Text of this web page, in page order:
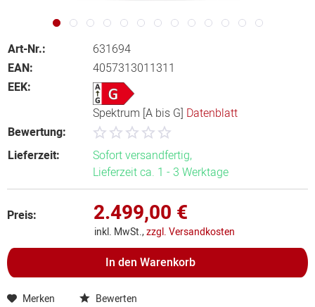
Art-Nr.:
631694
EAN:
4057313011311
EEK:
Spektrum [A bis G] Datenblatt
Bewertung:
Lieferzeit:
Sofort versandfertig,
Lieferzeit ca. 1 - 3 Werktage
Preis: 2.499,00 €
inkl. MwSt.,zzgl. Versandkosten
In den Warenkorb
Merken Bewerten